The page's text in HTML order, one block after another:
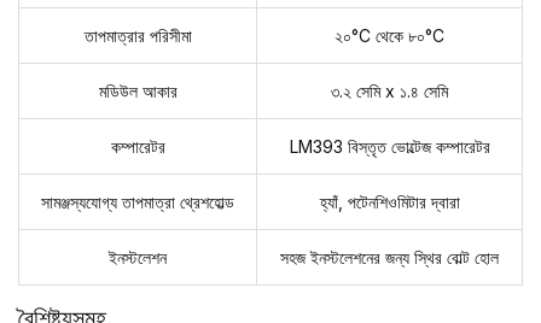
তাপমাত্রার পরিসীমা ২০°C থেকে ৮০°C
মডিউল আকার ৩.২ সেমি x ১.৪ সেমি
কম্পারেটর LM393 বিস্তৃত ভোল্টেজ কম্পারেটর
সামঞ্জস্যযোগ্য তাপমাত্রা থ্রেশহোল্ড হ্যাঁ, পটেনশিওমিটার দ্বারা
ইনস্টলেশন সহজ ইনস্টলেশনের জন্য স্থির বোল্ট হোল